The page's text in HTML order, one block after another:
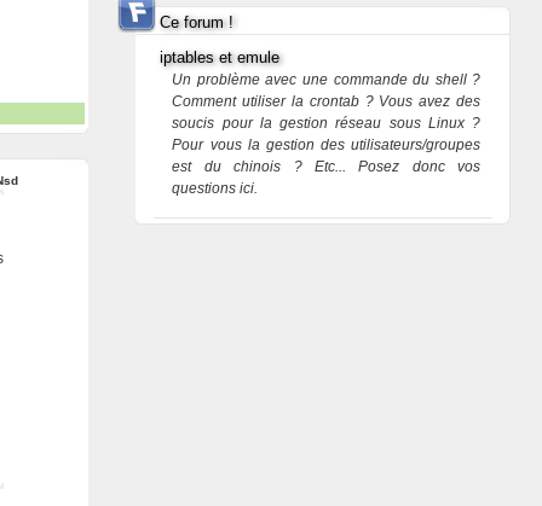
Ce forum !
iptables et emule
Un problème avec une commande du shell ?
Comment utiliser la crontab ? Vous avez des
soucis pour la gestion réseau sous Linux ?
Pour vous la gestion des utilisateurs/groupes
est du chinois ? Etc... Posez donc vos
questions ici.